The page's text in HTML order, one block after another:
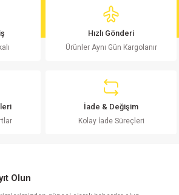
daha pahalı.
alternatifler olmalı.
Hızlı Gönderi
Ürünler Aynı Gün Kargolanır
İade & Değişim
Kolay İade Süreçleri
Olun